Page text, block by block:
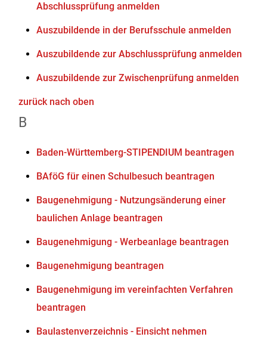
Abschlussprüfung anmelden
Auszubildende in der Berufsschule anmelden
Auszubildende zur Abschlussprüfung anmelden
Auszubildende zur Zwischenprüfung anmelden
zurück nach oben
B
Baden-Württemberg-STIPENDIUM beantragen
BAföG für einen Schulbesuch beantragen
Baugenehmigung - Nutzungsänderung einer
baulichen Anlage beantragen
Baugenehmigung - Werbeanlage beantragen
Baugenehmigung beantragen
Baugenehmigung im vereinfachten Verfahren
beantragen
Baulastenverzeichnis - Einsicht nehmen